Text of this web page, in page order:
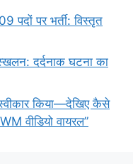
पदों पर भर्ती: विस्तृत
दर्दनाक घटना का
किया—देखिए कैसे
वीडियो वायरल”